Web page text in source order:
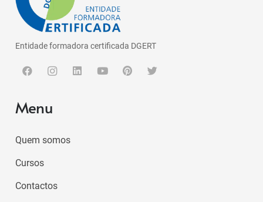
Entidade formadora certificada DGERT
Menu
Quem somos
Cursos
Contactos